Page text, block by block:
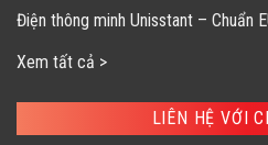
Điện thông minh Unisstant – Chuẩn
Xem tất cả >
LIÊN HỆ VỚI